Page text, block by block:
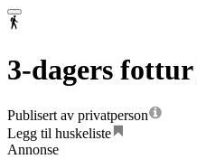
3-dagers
Publisert av privatperson
Legg til huskeliste
Annonse